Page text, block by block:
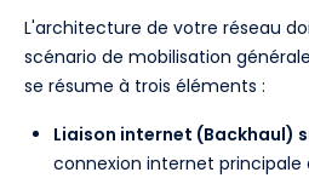
L'architecture de votre réseau
scénario de mobilisation
se résume à trois éléments :
Liaison internet (Backhaul)
connexion internet